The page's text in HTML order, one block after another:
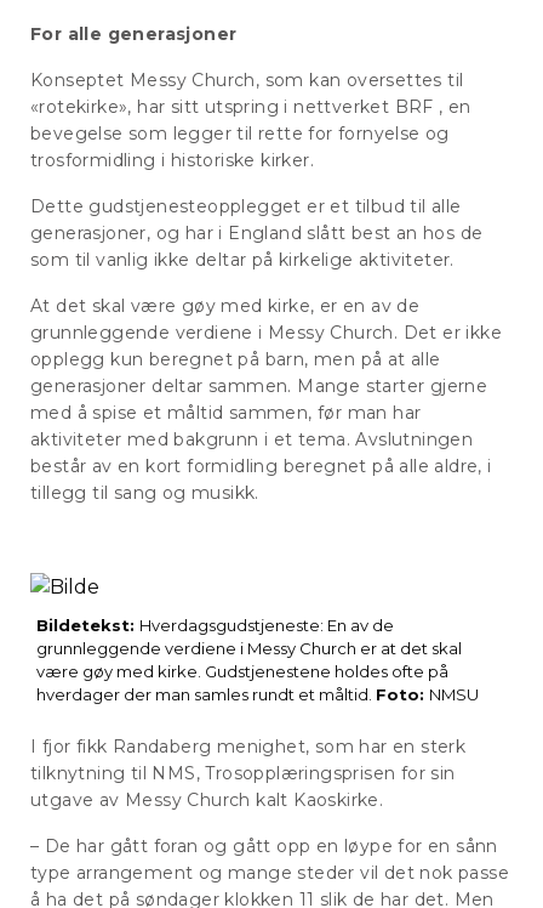
For alle generasjoner
Konseptet Messy Church, som kan oversettes til
«rotekirke», har sitt utspring i nettverket BRF , en
bevegelse som legger til rette for fornyelse og
trosformidling i historiske kirker.
Dette gudstjenesteopplegget er et tilbud til alle
generasjoner, og har i England slått best an hos de
som til vanlig ikke deltar på kirkelige aktiviteter.
At det skal være gøy med kirke, er en av de
grunnleggende verdiene i Messy Church. Det er ikke
opplegg kun beregnet på barn, men på at alle
generasjoner deltar sammen. Mange starter gjerne
med å spise et måltid sammen, før man har
aktiviteter med bakgrunn i et tema. Avslutningen
består av en kort formidling beregnet på alle aldre, i
tillegg til sang og musikk.
Bildetekst: Hverdagsgudstjeneste: En av de
grunnleggende verdiene i Messy Church er at det skal
være gøy med kirke. Gudstjenestene holdes ofte på
hverdager der man samles rundt et måltid. Foto: NMSU
I fjor fikk Randaberg menighet, som har en sterk
tilknytning til NMS, Trosopplæringsprisen for sin
utgave av Messy Church kalt Kaoskirke.
– De har gått foran og gått opp en løype for en sånn
type arrangement og mange steder vil det nok passe
å ha det på søndager klokken 11 slik de har det. Men